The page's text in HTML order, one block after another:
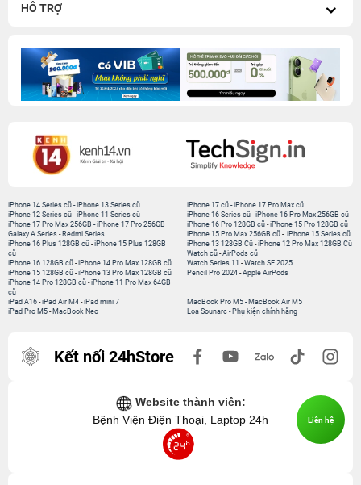
HỖ TRỢ
iPhone 14 Series cũ -iPhone 13 Series cũ
iPhone 12 Series cũ -iPhone 11 Series cũ
iPhone 17 Pro Max 256GB -iPhone 17 Pro 256GB
Galaxy A Series - Redmi Series
iPhone 17 cũ-iPhone 17 Pro Max cũ
iPhone 16 Series cũ- iPhone 16 Pro Max 256GB cũ
iPhone 16 Pro 128GB cũ-iPhone 15 Pro 128GB cũ
iPhone 15 Pro Max 256GB cũ- iPhone 15 Series cũ
iPhone 16 Plus 128GB cũ -iPhone 15 Plus 128GB
cũ
iPhone 16 128GB cũ -iPhone 14 Pro Max 128GB cũ
iPhone 15 128GB cũ -iPhone 13 Pro Max 128GB cũ
iPhone 14 Pro 128GB cũ -iPhone 11 Pro Max 64GB
cũ
iPhone 13 128GB Cũ-iPhone 12 Pro Max 128GB Cũ
Watch cũ-AirPods cũ
Watch Series 11 -Watch SE 2025
Pencil Pro 2024-Apple AirPods
iPad A16 -iPad Air M4 -iPad mini 7
iPad Pro M5 - MacBook Neo
MacBook Pro M5- MacBook Air M5
Loa Sounarc- Phụ kiện chính hãng
Kết nối 24hStore
Website thành viên:
Bệnh Viện Điện Thoại, Laptop 24h
Liên hệ